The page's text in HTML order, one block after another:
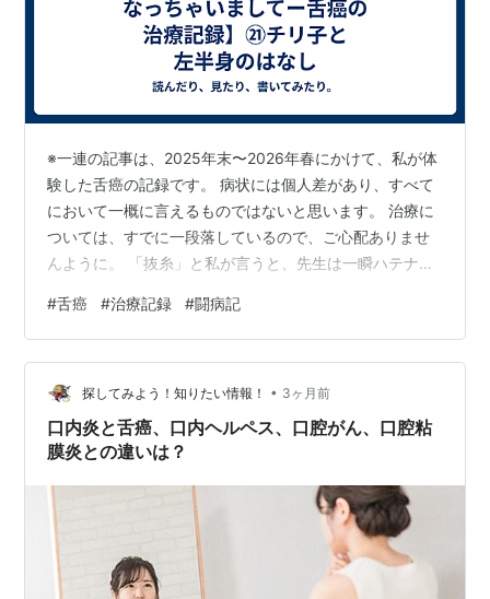
※一連の記事は、2025年末〜2026年春にかけて、私が体
験した舌癌の記録です。 病状には個人差があり、すべて
において一概に言えるものではないと思います。 治療に
ついては、すでに一段落しているので、ご心配ありませ
んように。 「抜糸」と私が言うと、先生は一瞬ハテナ、
ると、「ばっし」という音から「抜歯」を真っ先にイメ
ージするから、歯医者さんは「抜糸」を「いとぬき」と
言うのかもしれない。 入院の直前、生検のために縫った
ところの糸が残っていたのを抜いてもらった後、痛みが
すっかり消えてすこぶる元気になったものの、舌の先の
右あたりに違和感を感じ始めたとい…
#舌癌 #治療記録 #闘病記
探してみよう！知りたい情報！ • 3ヶ月前
口内炎と舌癌、口内ヘルペス、口腔がん、口腔粘
膜炎との違いは？